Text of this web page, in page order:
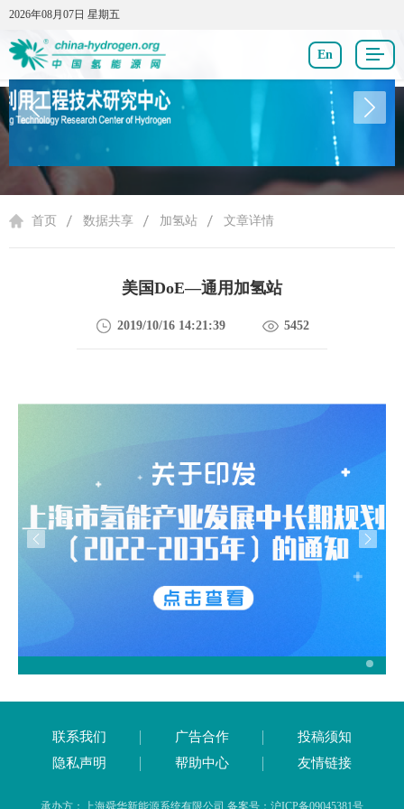
2026年08月07日 星期五
2026年08月07日 星期五
En
首页 数据共享 加氢站 文章详情
美国DoE—通用加氢站
2019/10/16 14:21:39 5452
联系我们 广告合作
投稿须知
隐私声明
帮助中心 友情链接
承办方：上海舜华新能源系统有限公司 备案号：沪ICP备09045381号